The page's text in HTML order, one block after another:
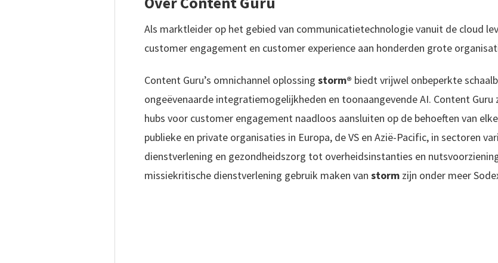
Als marktleider op het gebied van communicatietechnologie vanuit de cloud
customer engagement en customer experience aan honderden grote
Content Guru’s omnichannel oplossing storm® biedt vrijwel onbeperkte
ongeëvenaarde integratiemogelijkheden en toonaangevende AI. Content
hubs voor customer engagement naadloos aansluiten op de behoeften van
publieke en private organisaties in Europa, de VS en Azië-Pacific, in sectoren
dienstverlening en gezondheidszorg tot overheidsinstanties en
missiekritische dienstverlening gebruik maken van storm zijn onder meer